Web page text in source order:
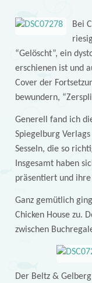
Bei
“Gelöscht”, ein
erschienen ist und
Cover der
bewundern,
Generell fand ich
Spiegelburg
Sesseln, die so
Insgesamt haben
präsentiert und
Ganz gemütlich
Chicken House zu.
zwischen
Der Beltz &